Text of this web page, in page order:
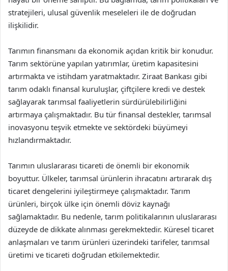
stratejileri, ulusal güvenlik meseleleri ile de doğrudan
ilişkilidir.
Tarımın finansmanı da ekonomik açıdan kritik bir konudur.
Tarım sektörüne yapılan yatırımlar, üretim kapasitesini
artırmakta ve istihdam yaratmaktadır. Ziraat Bankası gibi
tarım odaklı finansal kuruluşlar, çiftçilere kredi ve destek
sağlayarak tarımsal faaliyetlerin sürdürülebilirliğini
artırmaya çalışmaktadır. Bu tür finansal destekler, tarımsal
inovasyonu teşvik etmekte ve sektördeki büyümeyi
hızlandırmaktadır.
Tarımın uluslararası ticareti de önemli bir ekonomik
boyuttur. Ülkeler, tarımsal ürünlerin ihracatını artırarak dış
ticaret dengelerini iyileştirmeye çalışmaktadır. Tarım
ürünleri, birçok ülke için önemli döviz kaynağı
sağlamaktadır. Bu nedenle, tarım politikalarının uluslararası
düzeyde de dikkate alınması gerekmektedir. Küresel ticaret
anlaşmaları ve tarım ürünleri üzerindeki tarifeler, tarımsal
üretimi ve ticareti doğrudan etkilemektedir.